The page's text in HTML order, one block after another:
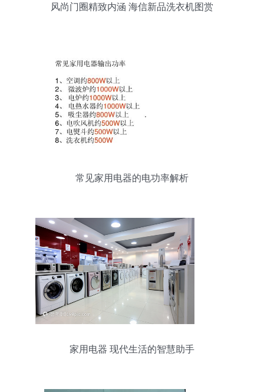
风尚门圈精致内涵 海信新品洗衣机图赏
常见家用电器的电功率解析
家用电器 现代生活的智慧助手